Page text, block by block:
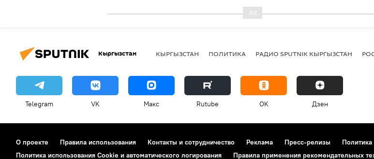
Кыргызстан КЫРГЫЗСТАН ПОЛИТИКА РАДИО SPUTNIK КЫРГЫЗСТАН
Telegram VK Макс Rutube OK Дзен
О проекте Правила использования Контакты и сотрудничество Реклама Пресс-релизы
Политика использования Cookie и автоматического логирования
Правила применения рекомендательных